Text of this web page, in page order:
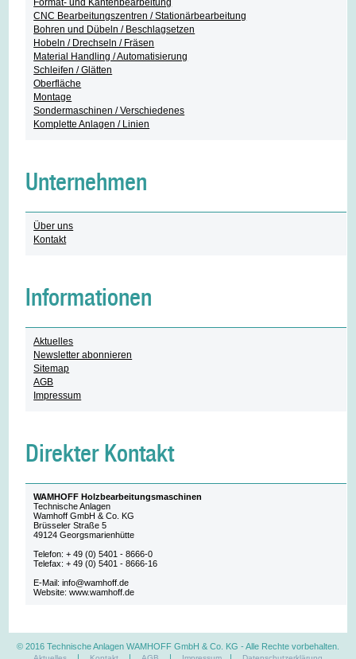
CNC Bearbeitungszentren / Stationärbearbeitung
Bohren und Dübeln / Beschlagsetzen
Hobeln / Drechseln / Fräsen
Material Handling / Automatisierung
Schleifen / Glätten
Oberfläche
Montage
Sondermaschinen / Verschiedenes
Komplette Anlagen / Linien
Unternehmen
Über uns
Kontakt
Informationen
Aktuelles
Newsletter abonnieren
Sitemap
AGB
Impressum
Direkter Kontakt
WAMHOFF Holzbearbeitungsmaschinen
Technische Anlagen
Wamhoff GmbH & Co. KG
Brüsseler Straße 5
49124 Georgsmarienhütte
Telefon: + 49 (0) 5401 - 8666-0
Telefax: + 49 (0) 5401 - 8666-16
E-Mail: info@wamhoff.de
Website: www.wamhoff.de
© 2016 Technische Anlagen WAMHOFF GmbH & Co. KG - Alle Rechte vorbehalten.